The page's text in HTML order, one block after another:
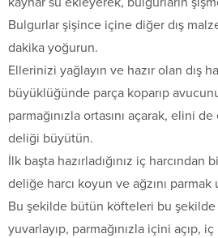
Bulgurlar şişince içine diğer dış
dakika yoğurun.
Ellerinizi yağlayın ve hazır olan dış
büyüklüğünde parça koparıp
parmağınızla ortasını açarak, elini
deliği büyütün.
İlk başta hazırladığınız iç harcından
deliğe harcı koyun ve ağzını parmak
Bu şekilde bütün köfteleri bu şekilde
yuvarlayıp, parmağınızla içini açıp, iç